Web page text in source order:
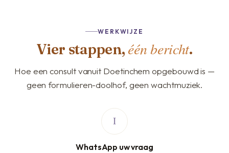
WERKWIJZE
Vier stappen, één bericht.
Hoe een consult vanuit Doetinchem opgebouwd is —
geen formulieren-doolhof, geen wachtmuziek.
WhatsApp uw vraag